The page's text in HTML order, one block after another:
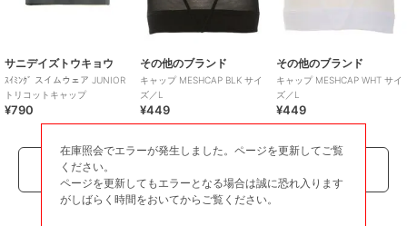
サニデイズトウキョウ
ｽｲﾐﾝｸﾞ スイムウェア JUNIOR
トリコットキャップ
¥790
その他のブランド
キャップ MESHCAP BLK サイ
ズ／L
¥449
その他のブランド
キャップ MESHCAP WHT サイ
ズ／L
¥449
在庫照会でエラーが発生しました。ページを更新してご覧
ください。
ページを更新してもエラーとなる場合は誠に恐れ入ります
がしばらく時間をおいてからご覧ください。